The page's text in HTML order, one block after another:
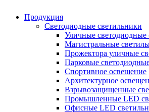
Продукция
Светодиодные светильники
Уличные светодиодные
Магистральные
Прожектора уличные
Парковые
Спортивное освещение
Архитектурное
Взрывозащищенные
Промышленные LED
Офисные LED